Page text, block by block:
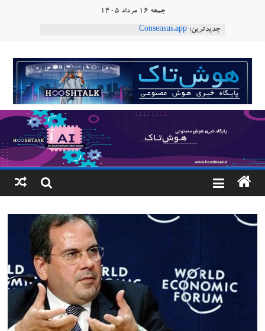
جمعه ۱۶ مرداد ۱۴۰۵
جدیدترین: Consensus.app
طبیعی فارسی
ربات «Aru» محصول شرکت فرانسوی Nio
Robotics
ربات T‑800
هوشتاک
پایگاه
خبری
هوش
مصنوعی